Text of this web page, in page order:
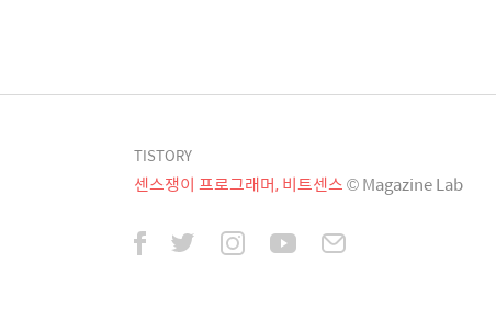
TISTORY
센스쟁이 프로그래머, 비트센스© Magazine Lab